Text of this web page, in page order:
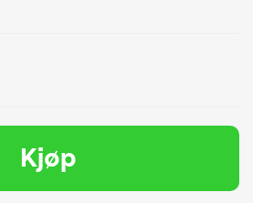
Kjøp